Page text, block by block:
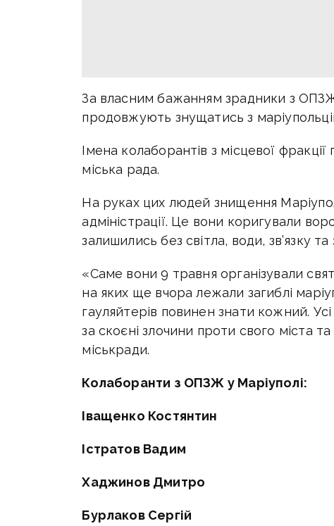
За власним бажанням зрадники з
продовжують знущатись з
Імена колаборантів з місцевої
міська рада.
На руках цих людей знищення
адміністрації. Це вони коригували
залишились без світла, води, зв’язку
«Саме вони 9 травня організували
на яких ще вчора лежали загиблі
гауляйтерів повинен знати кожний.
за скоєні злочини проти свого міста
міськради.
Колаборанти з ОПЗЖ у Маріуполі:
Іващенко Костянтин
Істратов Вадим
Хаджинов Дмитро
Бурлаков Сергій